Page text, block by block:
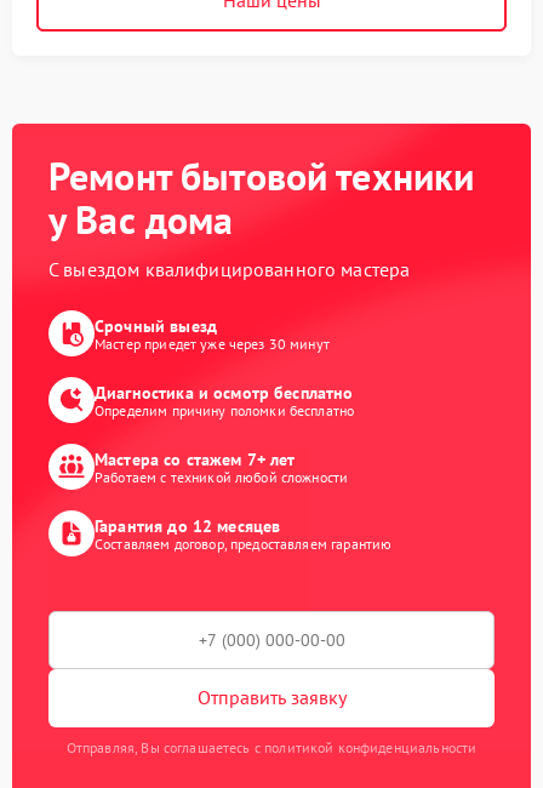
Ремонт бытовой техники
у Вас дома
С выездом квалифицированного мастера
Срочный выезд
Мастер приедет уже через 30 минут
Диагностика и осмотр бесплатно
Определим причину поломки бесплатно
Мастера со стажем 7+ лет
Работаем с техникой любой сложности
Гарантия до 12 месяцев
Составляем договор, предоставляем гарантию
Отправить заявку
Отправляя, Вы соглашаетесь с политикой конфиденциальности